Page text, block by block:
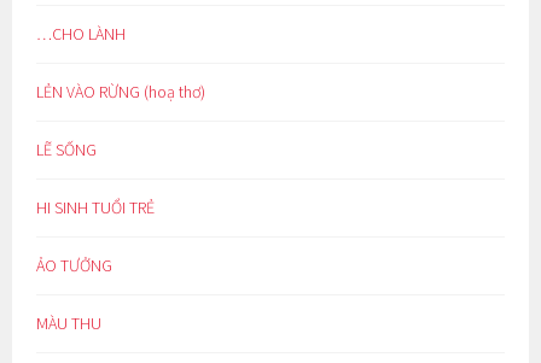
…CHO LÀNH
LẺN VÀO RỪNG (hoạ thơ)
LẼ SỐNG
HI SINH TUỔI TRẺ
ẢO TƯỞNG
MÀU THU